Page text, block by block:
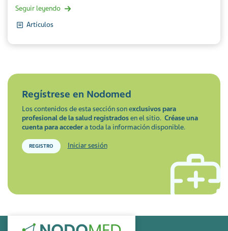
Seguir leyendo
Artículos
Regístrese en Nodomed
Los contenidos de esta sección son exclusivos para
profesional de la salud registradosen el sitio. Créase una
cuenta para accedera toda la información disponible.
REGISTRO Iniciar sesión